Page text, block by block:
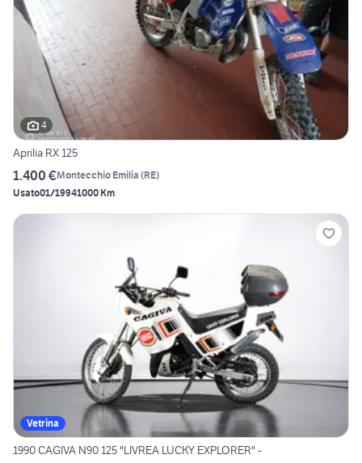
4
Aprilia RX 125
1.400 €Montecchio Emilia (RE)
Usato01/19941000 Km
Vetrina
1990 CAGIVA N90 125 "LIVREA LUCKY EXPLORER" -